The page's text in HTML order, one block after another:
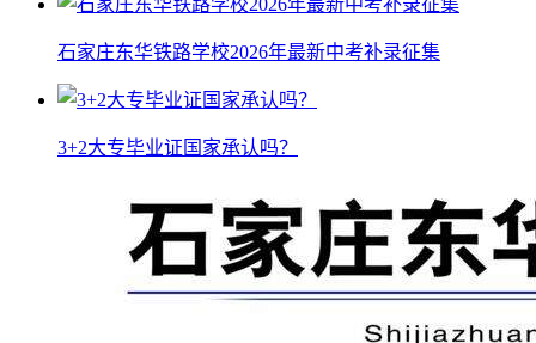
石家庄东华铁路学校2026年最新中考补录征集
3+2大专毕业证国家承认吗？